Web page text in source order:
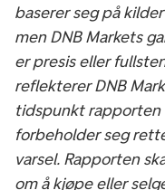
baserer seg på
men DNB Markets
er presis eller
reflekterer DNB
tidspunkt rapporten
forbeholder seg
varsel. Rapporten
om å kjøpe eller